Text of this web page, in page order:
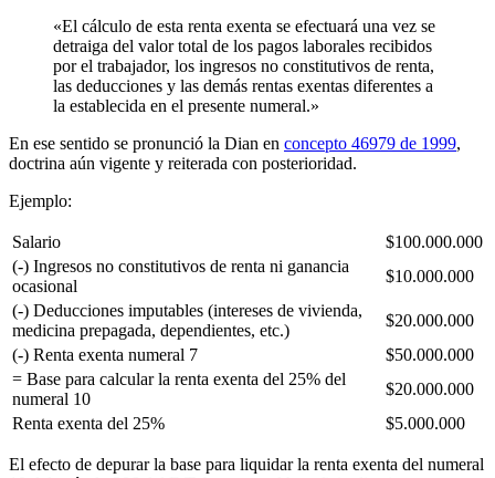
«El cálculo de esta renta exenta se efectuará una vez se
detraiga del valor total de los pagos laborales recibidos
por el trabajador, los ingresos no constitutivos de renta,
las deducciones y las demás rentas exentas diferentes a
la establecida en el presente numeral.»
En ese sentido se pronunció la Dian en concepto 46979 de 1999,
doctrina aún vigente y reiterada con posterioridad.
Ejemplo:
Salario
$100.000.000
(-) Ingresos no constitutivos de renta ni ganancia
ocasional
$10.000.000
(-) Deducciones imputables (intereses de vivienda,
medicina prepagada, dependientes, etc.)
$20.000.000
(-) Renta exenta numeral 7
$50.000.000
= Base para calcular la renta exenta del 25% del
numeral 10
$20.000.000
Renta exenta del 25%
$5.000.000
El efecto de depurar la base para liquidar la renta exenta del numeral